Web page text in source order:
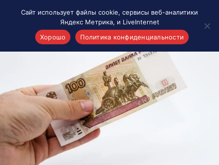
Материалы о Рязани и области
Проекты 7 инфо
Здоровье
Интересное
Новости кино и ТВ
Новости России
Политика
Сайт использует файлы cookie, сервисы веб-аналитики
Яндекс Метрика, и LiveInternet
Хорошо
Политика конфиденциальности